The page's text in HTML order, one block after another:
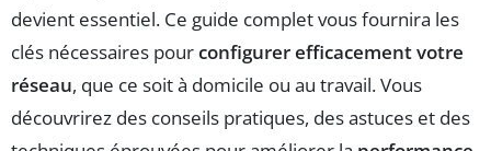
devient essentiel. Ce guide complet vous fournira les
clés nécessaires pourconfigurer efficacement votre
réseau, que ce soit à domicile ou au travail. Vous
découvrirez des conseils pratiques, des astuces et des